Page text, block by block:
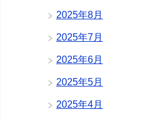
2025年8月
2025年7月
2025年6月
2025年5月
2025年4月